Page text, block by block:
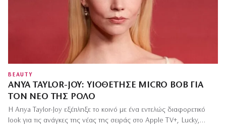
BEAUTY
ANYA TAYLOR-JOY: ΥΙΟΘΈΤΗΣΕ MICRO BOB ΓΙΑ
ΤΟΝ ΝΈΟ ΤΗΣ ΡΌΛΟ
Η Anya Taylor-Joy εξέπληξε το κοινό με ένα εντελώς διαφορετικό
look για τις ανάγκες της νέας της σειράς στο Apple TV+, Lucky,…